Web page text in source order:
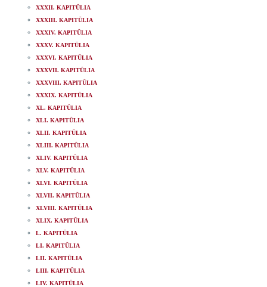
XXXII. KAPITÜLIA
XXXIII. KAPITÜLIA
XXXIV. KAPITÜLIA
XXXV. KAPITÜLIA
XXXVI. KAPITÜLIA
XXXVII. KAPITÜLIA
XXXVIII. KAPITÜLIA
XXXIX. KAPITÜLIA
XL. KAPITÜLIA
XLI. KAPITÜLIA
XLII. KAPITÜLIA
XLIII. KAPITÜLIA
XLIV. KAPITÜLIA
XLV. KAPITÜLIA
XLVI. KAPITÜLIA
XLVII. KAPITÜLIA
XLVIII. KAPITÜLIA
XLIX. KAPITÜLIA
L. KAPITÜLIA
LI. KAPITÜLIA
LII. KAPITÜLIA
LIII. KAPITÜLIA
LIV. KAPITÜLIA